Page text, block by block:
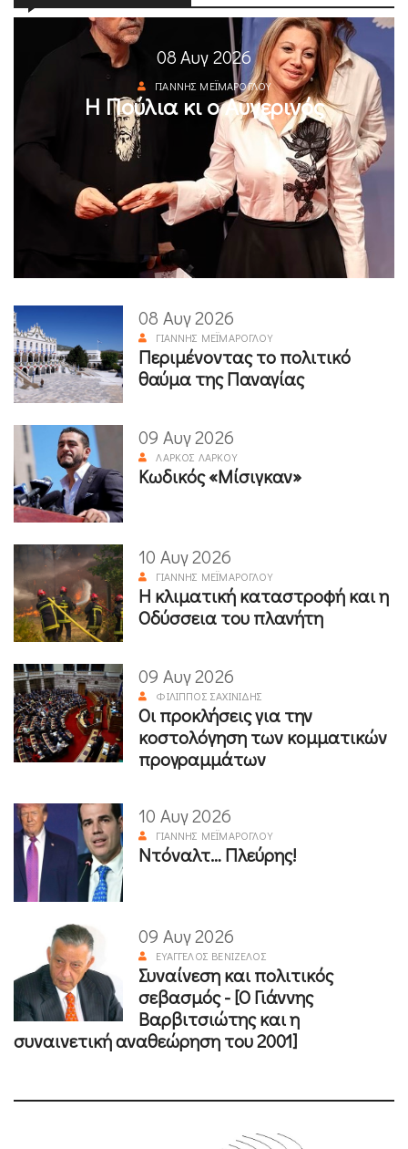
08 Αυγ 2026
ΓΙΆΝΝΗΣ ΜΕΪΜΆΡΟΓΛΟΥ
Η Πούλια κι ο Αυγερινός
08 Αυγ 2026
ΓΙΆΝΝΗΣ ΜΕΪΜΆΡΟΓΛΟΥ
Περιμένοντας το πολιτικό
θαύμα της Παναγίας
09 Αυγ 2026
ΛΆΡΚΟΣ ΛΆΡΚΟΥ
Κωδικός «Μίσιγκαν»
10 Αυγ 2026
ΓΙΆΝΝΗΣ ΜΕΪΜΆΡΟΓΛΟΥ
Η κλιματική καταστροφή και η
Οδύσσεια του πλανήτη
09 Αυγ 2026
ΦΊΛΙΠΠΟΣ ΣΑΧΙΝΊΔΗΣ
Οι προκλήσεις για την
κοστολόγηση των κομματικών
προγραμμάτων
10 Αυγ 2026
ΓΙΆΝΝΗΣ ΜΕΪΜΆΡΟΓΛΟΥ
Ντόναλτ… Πλεύρης!
09 Αυγ 2026
ΕΥΆΓΓΕΛΟΣ ΒΕΝΙΖΈΛΟΣ
Συναίνεση και πολιτικός
σεβασμός - [Ο Γιάννης
Βαρβιτσιώτης και η
συναινετική αναθεώρηση του 2001]